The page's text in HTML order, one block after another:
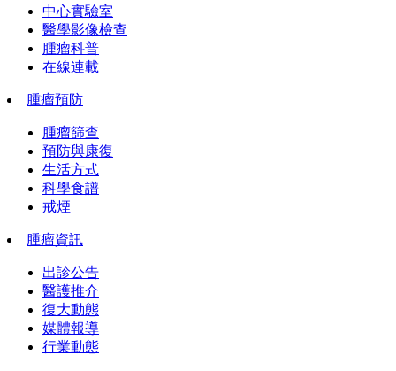
中心實驗室
醫學影像檢查
腫瘤科普
在線連載
腫瘤預防
腫瘤篩查
預防與康復
生活方式
科學食譜
戒煙
腫瘤資訊
出診公告
醫護推介
復大動態
媒體報導
行業動態